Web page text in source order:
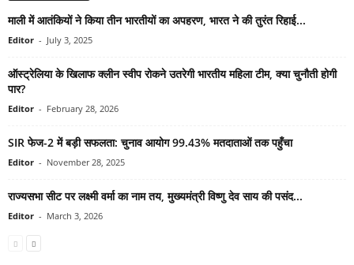
माली में आतंकियों ने किया तीन भारतीयों का अपहरण, भारत ने की तुरंत रिहाई...
Editor - July 3, 2025
ऑस्ट्रेलिया के खिलाफ क्लीन स्वीप रोकने उतरेगी भारतीय महिला टीम, क्या चुनौती होगी
पार?
Editor - February 28, 2026
SIR फेज-2 में बड़ी सफलता: चुनाव आयोग 99.43% मतदाताओं तक पहुँचा
Editor - November 28, 2025
राज्यसभा सीट पर लक्ष्मी वर्मा का नाम तय, मुख्यमंत्री विष्णु देव साय की पसंद...
Editor - March 3, 2026